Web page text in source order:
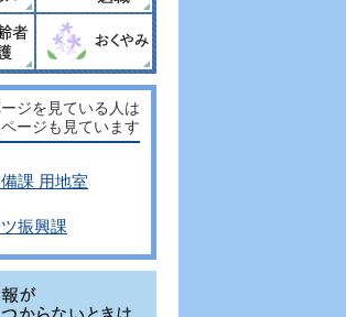
ジを見ている人は
ージも見ています
課 用地室
振興課